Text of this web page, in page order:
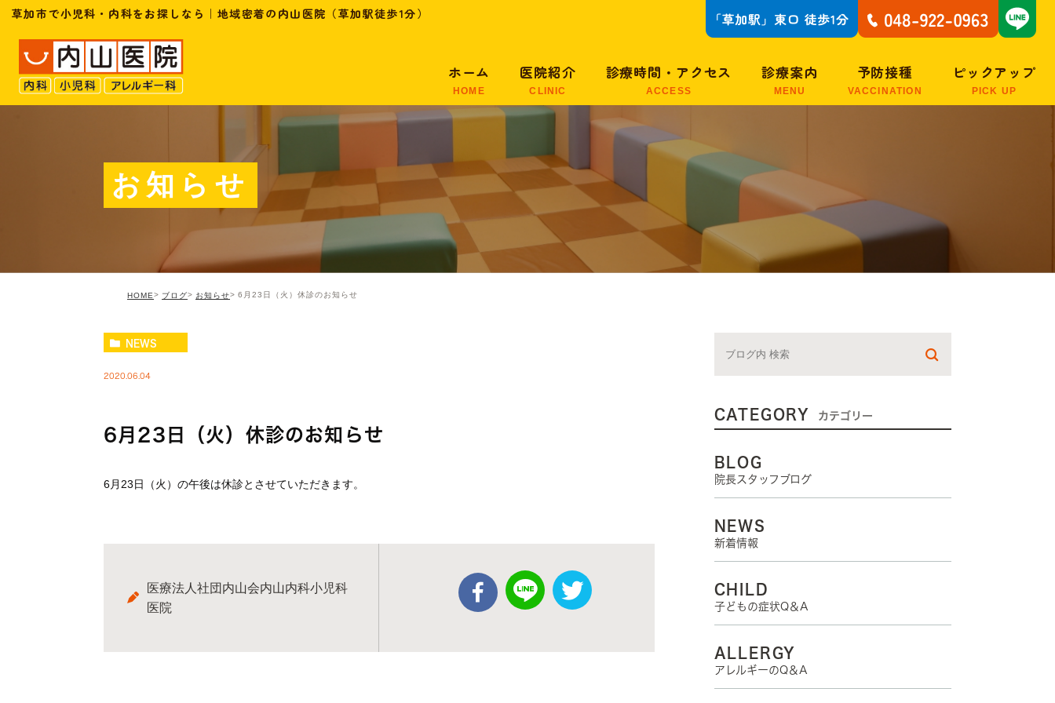
草加市で小児科・内科をお探しなら｜地域密着の内山医院（草加駅徒歩1分）
ホーム
HOME
医院紹介
CLINIC
医院の特徴
診療時間・アクセス
ACCESS
診療案内
MENU
予防接種
VACCINATION
ピックアップ
PICK UP
乳幼児期・小児期・
大人のアレルギー・
肌のお悩み
お知らせ
HOME ブログ お知らせ 6月23日（火）休診のお知らせ
NEWS
2020.06.04
6月23日（火）休診のお知らせ
6月23日（火）の午後は休診とさせていただきます。
医療法人社団内山会内山内科小児科
医院
CATEGORY カテゴリー
BLOG
院長スタッフブログ
NEWS
新着情報
CHILD
子どもの症状Q＆A
ALLERGY
アレルギーのQ＆A